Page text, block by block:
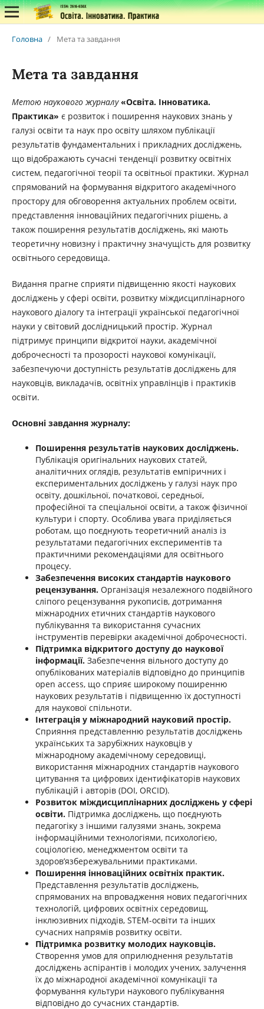
Головна / Мета та завдання
Мета та завдання
Метою наукового журналу «Освіта. Інноватика.
Практика» є розвиток і поширення наукових знань у
галузі освіти та наук про освіту шляхом публікації
результатів фундаментальних і прикладних досліджень,
що відображають сучасні тенденції розвитку освітніх
систем, педагогічної теорії та освітньої практики. Журнал
спрямований на формування відкритого академічного
простору для обговорення актуальних проблем освіти,
представлення інноваційних педагогічних рішень, а
також поширення результатів досліджень, які мають
теоретичну новизну і практичну значущість для розвитку
освітнього середовища.
Видання прагне сприяти підвищенню якості наукових
досліджень у сфері освіти, розвитку міждисциплінарного
наукового діалогу та інтеграції української педагогічної
науки у світовий дослідницький простір. Журнал
підтримує принципи відкритої науки, академічної
доброчесності та прозорості наукової комунікації,
забезпечуючи доступність результатів досліджень для
науковців, викладачів, освітніх управлінців і практиків
освіти.
Основні завдання журналу:
Поширення результатів наукових досліджень.
Публікація оригінальних наукових статей,
аналітичних оглядів, результатів емпіричних і
експериментальних досліджень у галузі наук про
освіту, дошкільної, початкової, середньої,
професійної та спеціальної освіти, а також фізичної
культури і спорту. Особлива увага приділяється
роботам, що поєднують теоретичний аналіз із
результатами педагогічних експериментів та
практичними рекомендаціями для освітнього
процесу.
Забезпечення високих стандартів наукового
рецензування.Організація незалежного подвійного
сліпого рецензування рукописів, дотримання
міжнародних етичних стандартів наукового
публікування та використання сучасних
інструментів перевірки академічної доброчесності.
Підтримка відкритого доступу до наукової
інформації.Забезпечення вільного доступу до
опублікованих матеріалів відповідно до принципів
open access, що сприяє широкому поширенню
наукових результатів і підвищенню їх доступності
для наукової спільноти.
Інтеграція у міжнародний науковий простір.
Сприяння представленню результатів досліджень
українських та зарубіжних науковців у
міжнародному академічному середовищі,
використання міжнародних стандартів наукового
цитування та цифрових ідентифікаторів наукових
публікацій і авторів (DOI, ORCID).
Розвиток міждисциплінарних досліджень у сфері
освіти.Підтримка досліджень, що поєднують
педагогіку з іншими галузями знань, зокрема
інформаційними технологіями, психологією,
соціологією, менеджментом освіти та
здоров’язбережувальними практиками.
Поширення інноваційних освітніх практик.
Представлення результатів досліджень,
спрямованих на впровадження нових педагогічних
технологій, цифрових освітніх середовищ,
інклюзивних підходів, STEM-освіти та інших
сучасних напрямів розвитку освіти.
Підтримка розвитку молодих науковців.
Створення умов для оприлюднення результатів
досліджень аспірантів і молодих учених, залучення
їх до міжнародної академічної комунікації та
формування культури наукового публікування
відповідно до сучасних стандартів.